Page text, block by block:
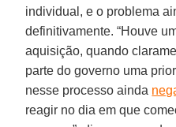
individual, e o problema
definitivamente. “Houve
aquisição, quando
parte do governo uma
nesse processo ainda
reagir no dia em que